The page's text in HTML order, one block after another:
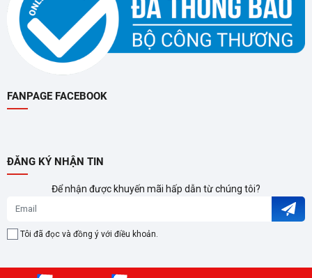
FANPAGE FACEBOOK
ĐĂNG KÝ NHẬN TIN
Để nhận được khuyến mãi hấp dẫn từ chúng tôi?
Tôi đã đọc và đồng ý với điều khoản.